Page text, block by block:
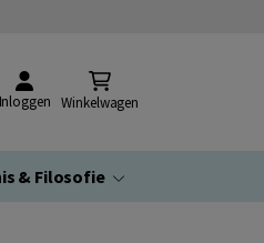
Inloggen Winkelwagen
& Filosofie